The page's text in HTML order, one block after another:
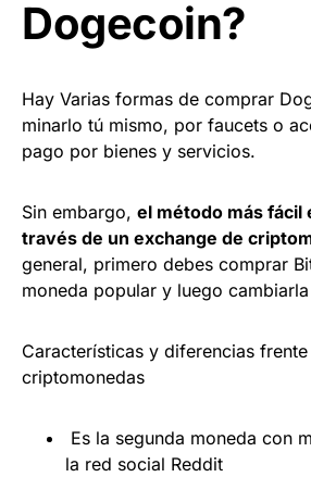
Dogecoin?
Hay Varias formas de comprar
minarlo tú mismo, por faucets o
pago por bienes y servicios.
Sin embargo, el método más fácil
través de un exchange de
general, primero debes comprar
moneda popular y luego
Características y diferencias
criptomonedas
Es la segunda moneda con
la red social Reddit